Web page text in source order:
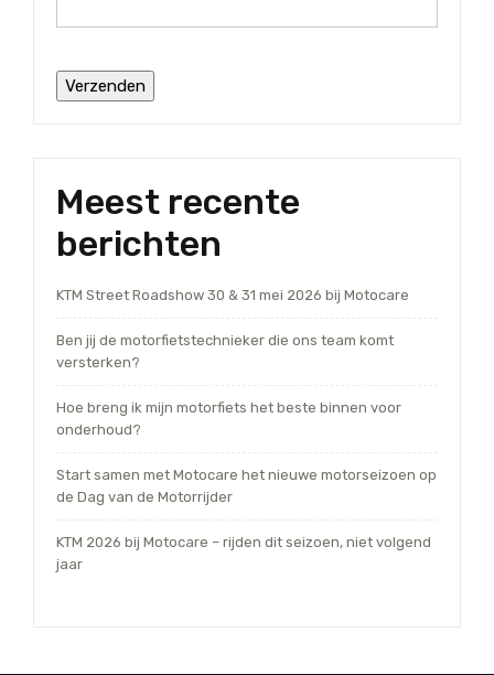
Meest recente
berichten
KTM Street Roadshow 30 & 31 mei 2026 bij Motocare
Ben jij de motorfietstechnieker die ons team komt
versterken?
Hoe breng ik mijn motorfiets het beste binnen voor
onderhoud?
Start samen met Motocare het nieuwe motorseizoen op
de Dag van de Motorrijder
KTM 2026 bij Motocare – rijden dit seizoen, niet volgend
jaar